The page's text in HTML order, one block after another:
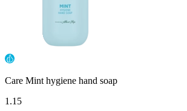
Care Mint hygiene hand soap
1 .15